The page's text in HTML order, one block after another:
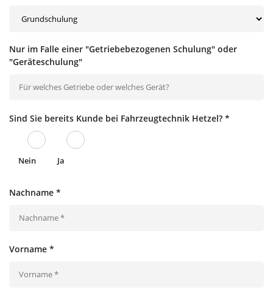
Nur im Falle einer "Getriebebezogenen Schulung" oder
"Geräteschulung"
Sind Sie bereits Kunde bei Fahrzeugtechnik Hetzel? *
Nein Ja
Nachname *
Vorname *